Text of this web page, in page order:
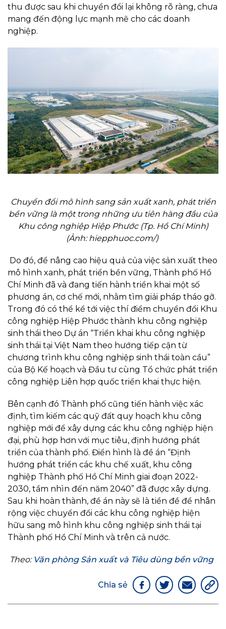
thu được sau khi chuyển đổi lại không rõ ràng, chưa
mang đến động lực mạnh mẽ cho các doanh
nghiệp.
Chuyển đổi mô hình sang sản xuất xanh, phát triển
bền vững là một trong những ưu tiên hàng đầu của
Khu công nghiệp Hiệp Phước (Tp. Hồ Chí Minh)
(Ảnh: hiepphuoc.com/)
Do đó, để nâng cao hiệu quả của việc sản xuất theo
mô hình xanh, phát triển bền vững, Thành phố Hồ
Chí Minh đã và đang tiến hành triển khai một số
phương án, cơ chế mới, nhằm tìm giải pháp tháo gỡ.
Trong đó có thể kể tới việc thí điểm chuyển đổi Khu
công nghiệp Hiệp Phước thành khu công nghiệp
sinh thái theo Dự án “Triển khai khu công nghiệp
sinh thái tại Việt Nam theo hướng tiếp cận từ
chương trình khu công nghiệp sinh thái toàn cầu”
của Bộ Kế hoạch và Đầu tư cùng Tổ chức phát triển
công nghiệp Liên hợp quốc triển khai thực hiện.
Bên cạnh đó Thành phố cũng tiến hành việc xác
định, tìm kiếm các quỹ đất quy hoạch khu công
nghiệp mới để xây dựng các khu công nghiệp hiện
đại, phù hợp hơn với mục tiêu, định hướng phát
triển của thành phố. Điển hình là đề án “Định
hướng phát triển các khu chế xuất, khu công
nghiệp Thành phố Hồ Chí Minh giai đoạn 2022-
2030, tầm nhìn đến năm 2040” đã được xây dựng.
Sau khi hoàn thành, đề án này sẽ là tiền đề để nhân
rộng việc chuyển đổi các khu công nghiệp hiện
hữu sang mô hình khu công nghiệp sinh thái tại
Thành phố Hồ Chí Minh và trên cả nước.
Theo: Văn phòng Sản xuất và Tiêu dùng bền vững
Chia sẻ